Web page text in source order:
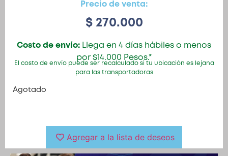
Registrarse
Precio de venta:
$270.000
Costo de envío: Llega en 4 días hábiles o menos
por $14.000 Pesos.*
El costo de envío puede ser recalculado si tu ubicación es lejana
para las transportadoras
Agotado
Agregar a la lista de deseos